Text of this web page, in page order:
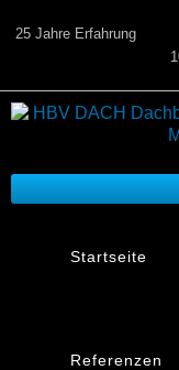
25 Jahre Erfahrung
Startseite
Referenzen